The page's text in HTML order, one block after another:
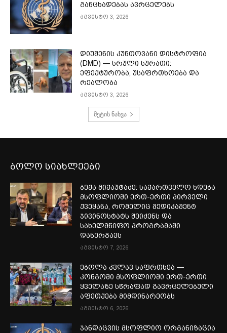
განცხადებას ავრცელებს
აგვისტო 3, 2026
დიუშენის კუნთოვანი დისტროფია
(DMD) — სრული სურათი:
ეფექტურობა, უსაფრთხოება და
რეალობა
აგვისტო 3, 2026
მეტის ნახვა
ბოლო სიახლეები
ბექა მიქაუტაძე: საქართველო ხდება
მსოფლიოში ერთ-ერთი პირველი
ქვეყანა, რომელიც მედიკამენტ
ჯივინოსტატს შეიძენს და
სახელმწიფო პროგრამაში
დანერგავს
აგვისტო 7, 2026
ებოლა კვლავ საფრთხეა —
კონგოში მსოფლიოში ერთ-ერთი
ყველაზე სწრაფად გავრცელებული
აფეთქება მიმდინარეობს
აგვისტო 6, 2026
ჯანდაცვის მსოფლიო ორგანიზაცია